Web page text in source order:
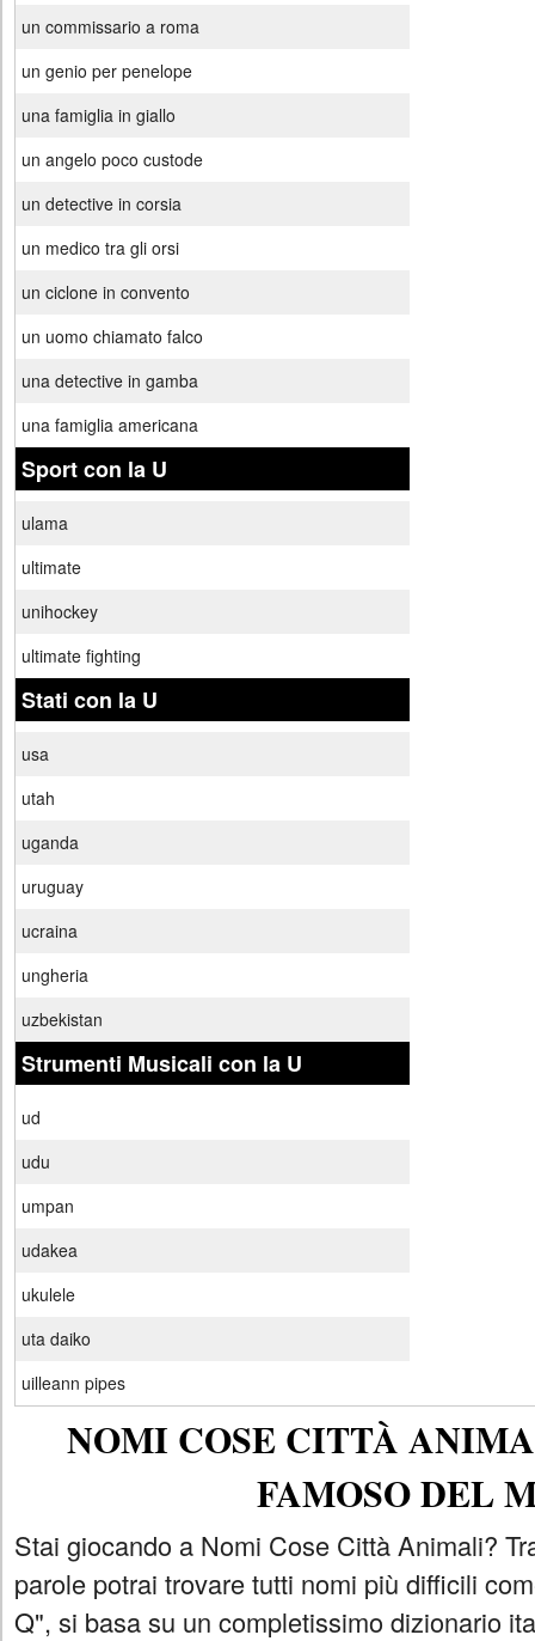
un commissario a roma
un genio per penelope
una famiglia in giallo
un angelo poco custode
un detective in corsia
un medico tra gli orsi
un ciclone in convento
un uomo chiamato falco
una detective in gamba
una famiglia americana
Sport con la U
ulama
ultimate
unihockey
ultimate fighting
Stati con la U
usa
utah
uganda
uruguay
ucraina
ungheria
uzbekistan
Strumenti Musicali con la U
ud
udu
umpan
udakea
ukulele
uta daiko
uilleann pipes
NOMI COSE CITTÀ
FAMOSO DEL
Stai giocando a Nomi Cose Città Animali?
parole potrai trovare tutti nomi più difficili
Q", si basa su un completissimo dizionario